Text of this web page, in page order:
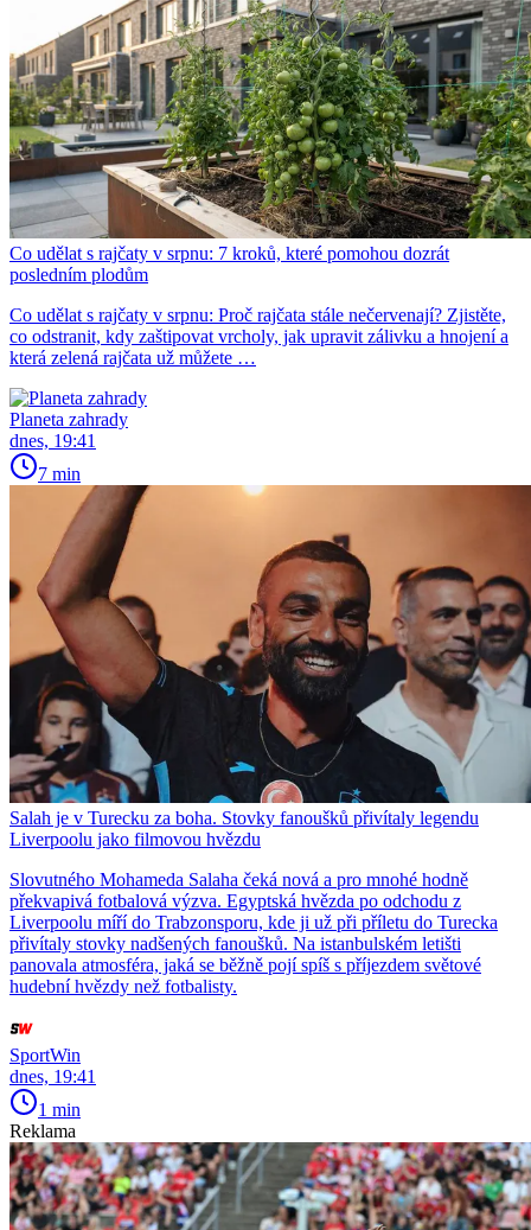
Co udělat s rajčaty v srpnu: 7 kroků, které pomohou dozrát
posledním plodům
Co udělat s rajčaty v srpnu: Proč rajčata stále nečervenají? Zjistěte,
co odstranit, kdy zaštipovat vrcholy, jak upravit zálivku a hnojení a
která zelená rajčata už můžete …
Planeta zahrady
dnes, 19:41
7 min
Salah je v Turecku za boha. Stovky fanoušků přivítaly legendu
Liverpoolu jako filmovou hvězdu
Slovutného Mohameda Salaha čeká nová a pro mnohé hodně
překvapivá fotbalová výzva. Egyptská hvězda po odchodu z
Liverpoolu míří do Trabzonsporu, kde ji už při příletu do Turecka
přivítaly stovky nadšených fanoušků. Na istanbulském letišti
panovala atmosféra, jaká se běžně pojí spíš s příjezdem světové
hudební hvězdy než fotbalisty.
SportWin
dnes, 19:41
1 min
Reklama